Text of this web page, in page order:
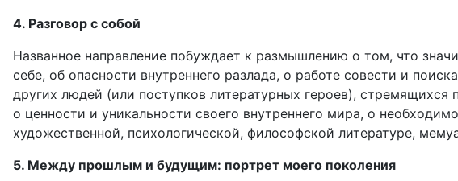
4. Разговор с собой
Названное направление побуждает к размышлению о том, что
себе, об опасности внутреннего разлада, о работе совести и
других людей (или поступков литературных героев),
о ценности и уникальности своего внутреннего мира, о
художественной, психологической, философской литературе,
5. Между прошлым и будущим: портрет моего поколения